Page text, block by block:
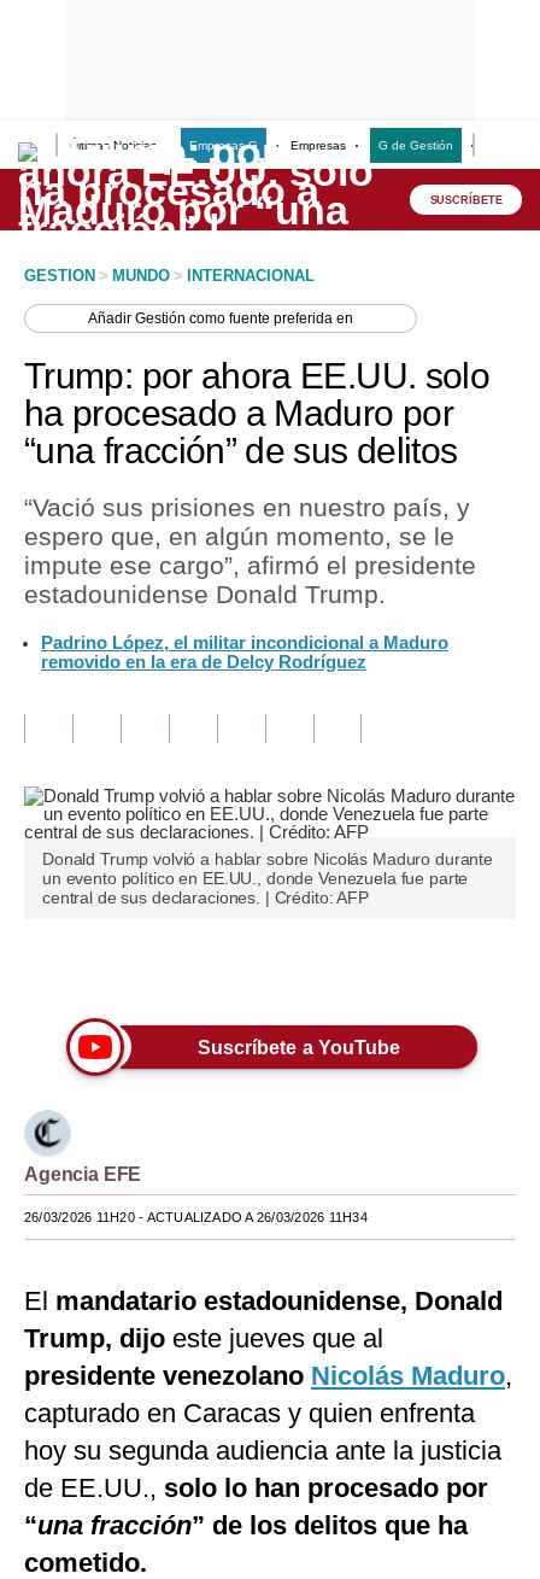
Últimas Noticias Empresas G Empresas G de Gestión
Lo último
Peru Quiosco
Economía
Mercados
Política
Tu Dinero
Finanzas Personales
Editorial
Pregunta de hoy
Lujo
Viajes
Moda
Estilos
Mundo
México
España
Internacional
Tecnología
Club del Suscriptor
SUSCRÍBETE
GESTION > MUNDO > INTERNACIONAL
AñadirGestión como fuente preferida en
Trump: por ahora EE.UU. solo
ha procesado a Maduro por
“una fracción” de sus delitos
“Vació sus prisiones en nuestro país, y
espero que, en algún momento, se le
impute ese cargo”, afirmó el presidente
estadounidense Donald Trump.
Padrino López, el militar incondicional a Maduro
removido en la era de Delcy Rodríguez
Donald Trump volvió a hablar sobre Nicolás Maduro durante
un evento político en EE.UU., donde Venezuela fue parte
central de sus declaraciones. | Crédito: AFP
Suscríbete a YouTube
Agencia EFE
26/03/2026 11H20- ACTUALIZADO A 26/03/2026 11H34
El mandatario estadounidense, Donald
Trump, dijo este jueves que al
presidente venezolano Nicolás Maduro,
capturado en Caracas y quien enfrenta
hoy su segunda audiencia ante la justicia
de EE.UU., solo lo han procesado por
“una fracción” de los delitos que ha
cometido.